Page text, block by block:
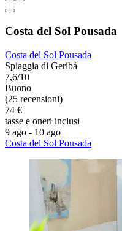
Costa del Sol Pousada
Costa del Sol Pousada
Spiaggia di Geribá
7,6/10
Buono
(25 recensioni)
74 €
tasse e oneri inclusi
9 ago - 10 ago
Costa del Sol Pousada